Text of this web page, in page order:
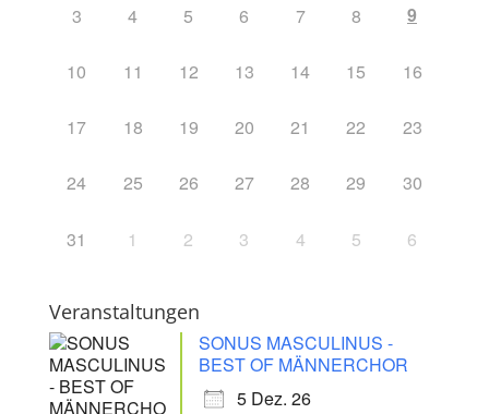
3 4 5 6 7 8 9
10 11 12 13 14 15 16
17 18 19 20 21 22 23
24 25 26 27 28 29 30
31 1 2 3 4 5 6
Veranstaltungen
SONUS MASCULINUS -
BEST OF MÄNNERCHOR
5 Dez. 26